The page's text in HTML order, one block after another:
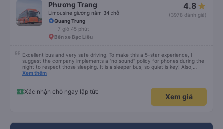
Phương Trang
Limousine giường nằm 34 chỗ
4.8
(3978 đánh giá)
Quang Trung
7 giờ 45 phút
Bến xe Bạc Liêu
Excellent bus and very safe driving. To make this a 5-star experience, I
suggest the company implements a "no sound" policy for phones during the
night to respect those sleeping. It is a sleeper bus, so quiet is key! Also,
please display the Wi-Fi password clearly inside the cabin for convenience. I
quy định rõ ràng về việc giữ im lặng (tắt âm thanh điện thoại) vào ban đêm
để tránh làm phiền hành khách khác ngủ. Ngoài ra, nhà xe nên dán sẵn mật
khẩu Wi-Fi trong xe để hành khách dễ dàng sử dụng. Tôi vẫn sẽ tiếp tục ủng
Xem thêm
Xác nhận chỗ ngay lập tức
Xem giá